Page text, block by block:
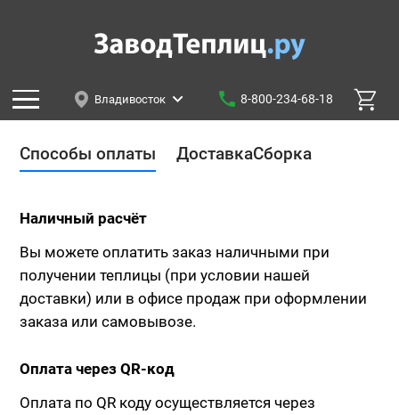
Владивосток 8-800-234-68-18
Способы оплаты ДоставкаСборка
Наличный расчёт
Вы можете оплатить заказ наличными при
получении теплицы (при условии нашей
доставки) или в офисе продаж при оформлении
заказа или самовывозе.
Оплата через QR-код
Оплата по QR коду осуществляется через